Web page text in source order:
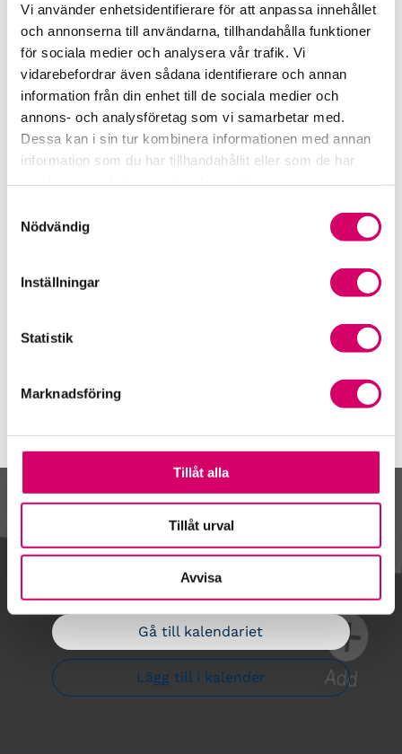
Vi använder enhetsidentifierare för att anpassa innehållet
och annonserna till användarna, tillhandahålla funktioner
för sociala medier och analysera vår trafik. Vi
vidarebefordrar även sådana identifierare och annan
information från din enhet till de sociala medier och
annons- och analysföretag som vi samarbetar med.
Dessa kan i sin tur kombinera informationen med annan
information som du har tillhandahållit eller som de har
Nödvändig
Inställningar
Statistik
Marknadsföring
Tillåt alla
Tillåt urval
Avvisa
Samverkan med myndigheter och organisationer
Srf Fokusrapport 2024 – insikter för hållbart
företagande
Våra nyhetskanaler
Srf Nyhetsbevakning
Öppet brev till Myndigheten för yrkeshögskolan
Framtidsutsikter i lönebranschen
Gå till kalendariet
Lägg till i kalender